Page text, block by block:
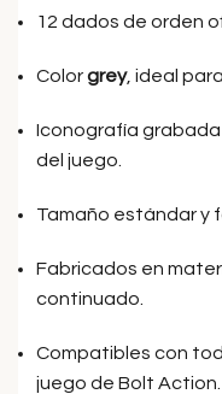
12 dados de orden
Colorgrey, ideal
Iconografía grabada
del juego.
Tamaño estándar y
Fabricados en
continuado.
Compatibles con
juego de Bolt Action.